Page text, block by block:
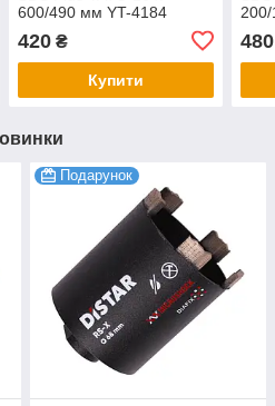
600/490 мм YT-4184
420₴
Купити
480
Подарунок